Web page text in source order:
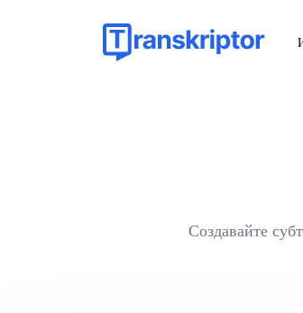
Создавайте